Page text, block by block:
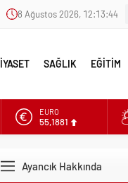
8 Ağustos 2026, 12:13:45
SAĞLIK EĞİTİM
ALTIN
6.660,55
Ayancık Hakkında